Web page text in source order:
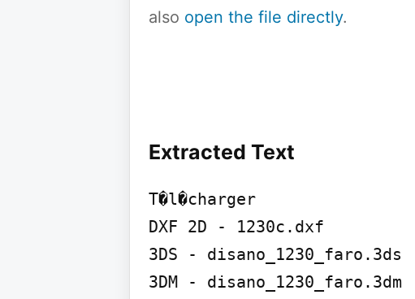
also open the file directly.
Extracted Text
T�l�charger
DXF 2D - 1230c.dxf
3DS - disano_1230_faro.3ds
3DM - disano_1230_faro.3dm